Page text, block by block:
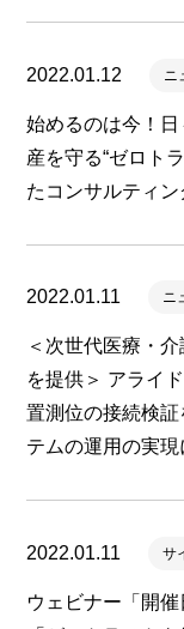
2022.01.12 ニ
始めるのは今！
産を守る“ゼロト
たコンサルティ
2022.01.11 ニ
＜次世代医療・
を提供＞ アライ
置測位の接続検
テムの運用の実現
2022.01.11 サ
ウェビナー「開